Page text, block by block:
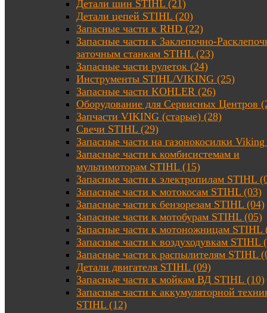
Детали шин STIHL (21)
Детали цепей STIHL (20)
Запасные части к RHD (22)
Запасные части к Заклепочно-
заточным станкам STIHL (23)
Запасные части рулеток (24)
Инструменты STIHL/VIKING (25)
Запасные части KOHLER (26)
Оборудование для Сервисных Центров
Запчасти VIKING (старые) (28)
Свечи STIHL (29)
Запасные части на газонокосилки
Запасные части к комбисистемам и
мультимоторам STIHL (15)
Запасные части к электропилам STIHL
Запасные части к мотокосам STIHL (03)
Запасные части к бензорезам STIHL (04)
Запасные части к мотобурам STIHL (05)
Запасные части к мотоножницам STIHL
Запасные части к воздуходувкам STIHL
Запасные части к распылителям STIHL
Детали двигателя STIHL (09)
Запасные части к мойкам ВД STIHL (10)
Запасные части к аккумуляторной
STIHL (12)